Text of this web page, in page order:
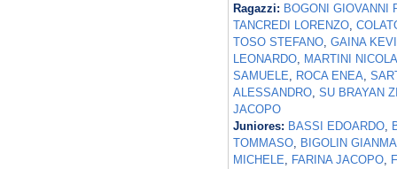
Ragazzi: BOGONI GIOVANNI
TANCREDI LORENZO,
TOSO STEFANO, GAINA
LEONARDO, MARTINI NICOLA
SAMUELE, ROCA ENEA,
ALESSANDRO, SU BRAYAN
JACOPO
Juniores: BASSI EDOARDO,
TOMMASO, BIGOLIN
MICHELE, FARINA JACOPO,